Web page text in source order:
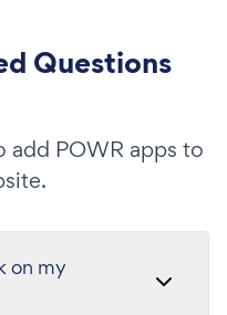
Questions
add POWR apps to
on my